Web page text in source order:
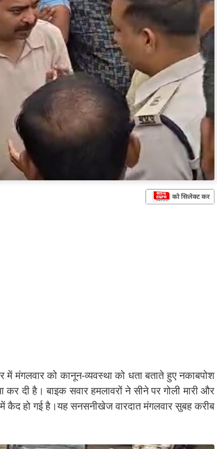
मंगलवार को कानून-व्यवस्था को धता बताते हुए नकाबपोश
कर दी है। बाइक सवार हमलावरों ने सीने पर गोली मारी और
कैद हो गई है।यह सनसनीखेज वारदात मंगलवार सुबह करीब